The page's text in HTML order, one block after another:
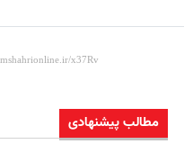
مطالب پیشنهادی